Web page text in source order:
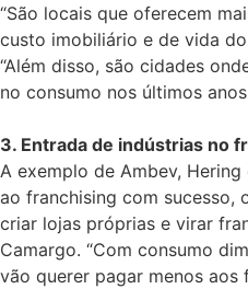
“São locais que oferecem
custo imobiliário e de vida
“Além disso, são cidades
no consumo nos últimos
3. Entrada de indústrias no
A exemplo de Ambev,
ao franchising com sucesso,
criar lojas próprias e virar
Camargo. “Com consumo
vão querer pagar menos aos